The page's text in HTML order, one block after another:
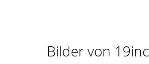
Bilder von